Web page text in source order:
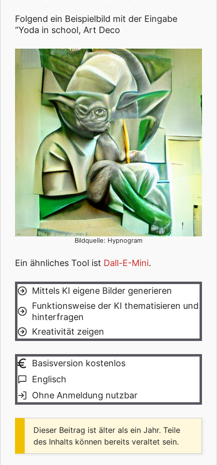
Folgend ein Beispielbild mit der Eingabe
“Yoda in school, Art Deco
Bildquelle: Hypnogram
Ein ähnliches Tool ist Dall-E-Mini.
Mittels KI eigene Bilder generieren
Funktionsweise der KI thematisieren und
hinterfragen
Kreativität zeigen
Basisversion kostenlos
Englisch
Ohne Anmeldung nutzbar
Dieser Beitrag ist älter als ein Jahr. Teile
des Inhalts können bereits veraltet sein.